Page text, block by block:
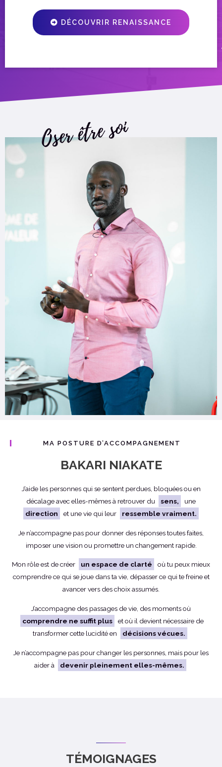
DÉCOUVRIR RENAISSANCE
Oser être soi
MA POSTURE D’ACCOMPAGNEMENT
BAKARI NIAKATE
J’aide les personnes qui se sentent perdues, bloquées ou en
décalage avec elles-mêmes à retrouver du
sens,
une
direction
et une vie qui leur ressemble vraiment.
Je n’accompagne pas pour donner des réponses toutes faites,
imposer une vision ou promettre un changement rapide.
Mon rôle est de créer un espace de clarté
où tu peux mieux
comprendre ce qui se joue dans ta vie, dépasser ce qui te freine et
avancer vers des choix assumés.
J’accompagne des passages de vie, des moments où
comprendre ne suffit plus
et où il devient nécessaire de
transformer cette lucidité en
décisions vécues.
Je n’accompagne pas pour changer les personnes, mais pour les
aider à
devenir pleinement elles-mêmes.
TÉMOIGNAGES